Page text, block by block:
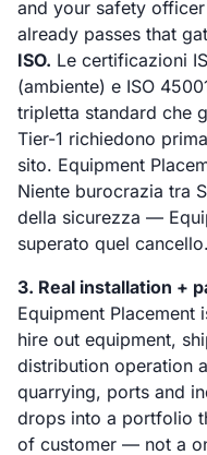
and your safety
already passes that
ISO. Le certificazioni
(ambiente) e ISO
tripletta standard che
Tier-1 richiedono
sito. Equipment
Niente burocrazia tra
della sicurezza —
superato quel cancello.
3. Real installation +
Equipment
hire out equipment,
distribution operation
quarrying, ports and
drops into a portfolio
of customer — not a